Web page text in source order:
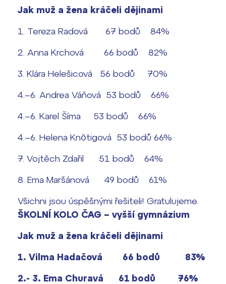
Jak muž a žena kráčeli dějinami
1. Tereza Radová 67 bodů 84%
2. Anna Krchová 66 bodů 82%
3. Klára Helešicová 56 bodů 70%
4.–6. Andrea Váňová 53 bodů 66%
4.–6. Karel Šíma 53 bodů 66%
4.–6. Helena Knötigová 53 bodů 66%
7. Vojtěch Zdařil 51 bodů 64%
8. Ema Maršánová 49 bodů 61%
Všichni jsou úspěšnými řešiteli! Gratulujeme.
ŠKOLNÍ KOLO ČAG – vyšší gymnázium
Jak muž a žena kráčeli dějinami
1. Vilma Hadačová 66 bodů 83%
2.- 3. Ema Churavá 61 bodů 76%